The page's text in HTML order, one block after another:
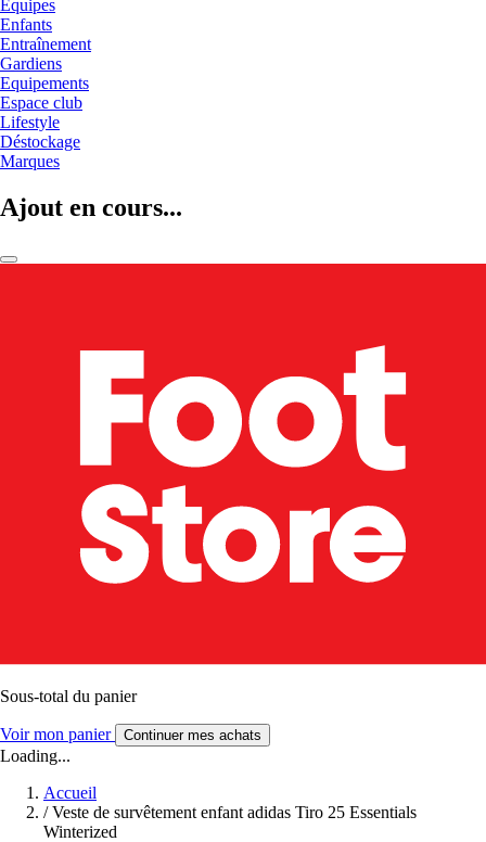
Équipes
Enfants
Entraînement
Gardiens
Equipements
Espace club
Lifestyle
Déstockage
Marques
Ajout en cours...
Sous-total du panier
Voir mon panier Continuer mes achats
Loading...
Accueil
/ Veste de survêtement enfant adidas Tiro 25 Essentials
Winterized